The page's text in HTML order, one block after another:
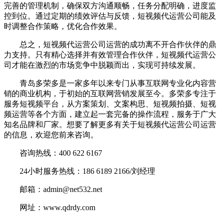
完善的管理机制，确保双方沟通顺畅，任务分配明确，进度监
控到位。通过定期的绩效评估与反馈，短视频代运营公司能及
时调整合作策略，优化合作效果。
总之，短视频代运营公司运营的成功离不开合作伙伴的鼎
力支持。只有精心选择并有效管理合作伙伴，短视频代运营公
司才能在激烈的市场竞争中脱颖而出，实现可持续发展。
青岛多荣多是一家多年以来专门从事互联网专业化内容营
销的商业机构，于初始的互联网营销发展至今。多荣多专注于
服务短视频平台，从方案策划、文案构思、短视频拍摄、短视
频运营等各个方面，建立起一套完备的操作流程，服务于广大
知名品牌和厂家。想要了解更多有关于短视频代运营公司运营
的信息，欢迎您前来咨询。
咨询热线：400 622 6167
24小时服务热线：186 6189 2166/刘经理
邮箱：admin@net532.net
网址：www.qdrdy.com